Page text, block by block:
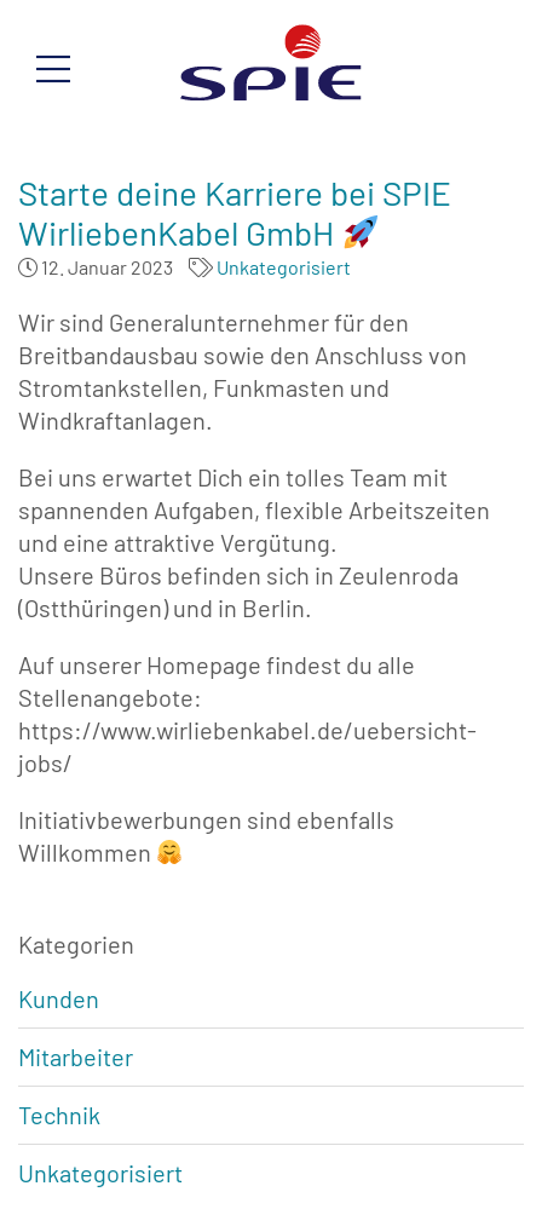
Starte deine Karriere bei SPIE
WirliebenKabel GmbH
12. Januar 2023 Unkategorisiert
Wir sind Generalunternehmer für den
Breitbandausbau sowie den Anschluss von
Stromtankstellen, Funkmasten und
Windkraftanlagen.
Bei uns erwartet Dich ein tolles Team mit
spannenden Aufgaben, flexible Arbeitszeiten
und eine attraktive Vergütung.
Unsere Büros befinden sich in Zeulenroda
(Ostthüringen) und in Berlin.
Auf unserer Homepage findest du alle
Stellenangebote:
https://www.wirliebenkabel.de/uebersicht-
jobs/
Initiativbewerbungen sind ebenfalls
Willkommen
Kategorien
Kunden
Mitarbeiter
Technik
Unkategorisiert